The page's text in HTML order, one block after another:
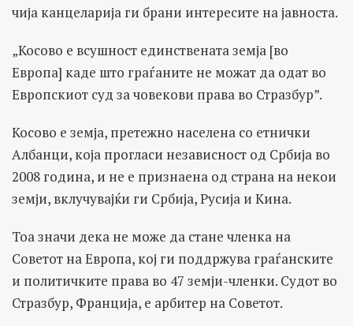
чија канцеларија ги брани интересите на јавноста.
„Косово е всушност единствената земја [во
Европа] каде што граѓаните не можат да одат во
Европскиот суд за човекови права во Стразбур”.
Косово е земја, претежно населена со етнички
Албанци, која прогласи независност од Србија во
2008 година, и не е признаена од страна на некои
земји, вклучувајќи ги Србија, Русија и Кина.
Тоа значи дека не може да стане членка на
Советот на Европа, кој ги поддржува граѓанските
и политичките права во 47 земји-членки. Судот во
Стразбур, Франција, е арбитер на Советот.